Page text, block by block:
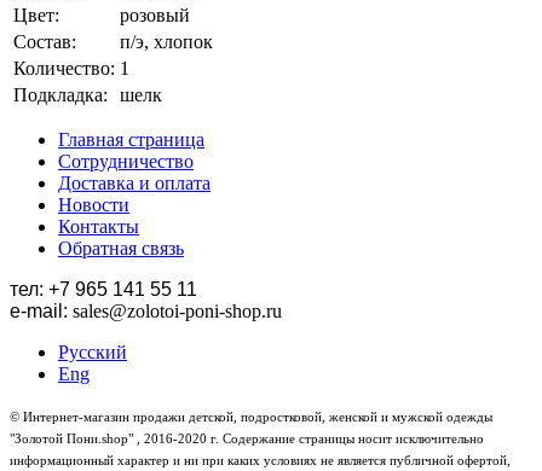
Цвет:
розовый
Состав:
п/э, хлопок
Количество: 1
Подкладка:
шелк
Главная страница
Сотрудничество
Доставка и оплата
Новости
Контакты
Обратная связь
тел: +7 965 141 55 11
e-mail: sales@zolotoi-poni-shop.ru
Русский
Eng
© Интернет-магазин продажи детской, подростковой, женской и мужской одежды
"Золотой Пони.shop" , 2016-2020 г. Содержание страницы носит исключительно
информационный характер и ни при каких условиях не является публичной офертой,